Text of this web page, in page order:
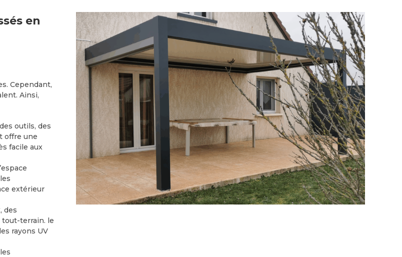
en
Cependant,
Ainsi,
outils, des
offre une
facile aux
extérieur
des
tout-terrain. le
rayons UV